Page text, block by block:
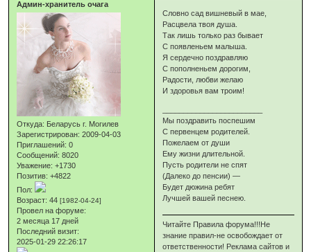
Админ-хранитель очага
Откуда: Беларусь г. Могилев
Зарегистрирован: 2009-04-03
Приглашений: 0
Сообщений: 8020
Уважение: +1730
Позитив: +4822
Пол:
Возраст: 44[1982-04-24]
Провел на форуме:
2 месяца 17 дней
Последний визит:
2025-01-29 22:26:17
Словно сад вишневый в мае,
Расцвела твоя душа.
Так лишь только раз бывает
С появленьем малыша.
Я сердечно поздравляю
С пополненьем дорогим,
Радости, любви желаю
И здоровья вам троим!
Мы поздравить поспешим
С первенцем родителей.
Пожелаем от души
Ему жизни длительной.
Пусть родители не спят
(Далеко до пенсии) —
Будет дюжина ребят
Лучшей вашей песнею.
Читайте Правила форума!!!Не
знание правил-не освобождает от
ответственности! Реклама сайтов и